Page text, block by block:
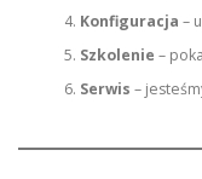
Konfiguracja –
Szkolenie –
Serwis –